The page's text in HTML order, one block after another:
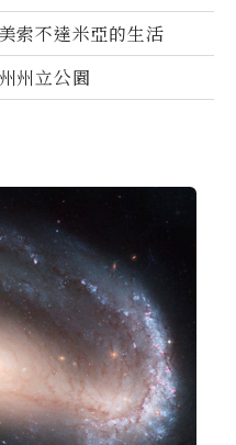
索不達米亞的生活
州立公園